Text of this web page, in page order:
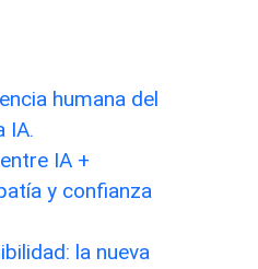
humana del
IA.
IA +
y confianza
la nueva